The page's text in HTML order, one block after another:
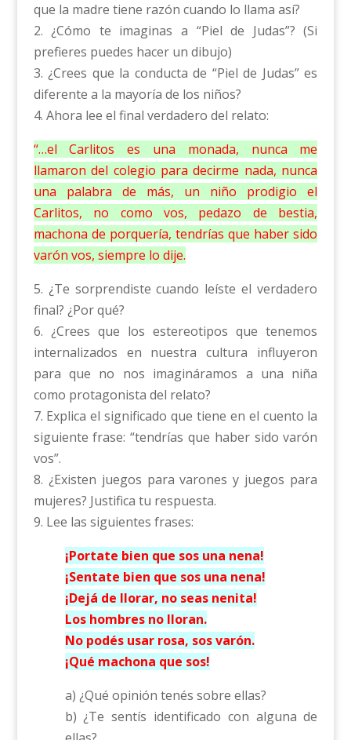
que la madre tiene razón cuando lo llama así?
2. ¿Cómo te imaginas a “Piel de Judas”? (Si
prefieres puedes hacer un dibujo)
3. ¿Crees que la conducta de “Piel de Judas” es
diferente a la mayoría de los niños?
4. Ahora lee el final verdadero del relato:
“…el Carlitos es una monada, nunca me
llamaron del colegio para decirme nada, nunca
una palabra de más, un niño prodigio el
Carlitos, no como vos, pedazo de bestia,
machona de porquería, tendrías que haber sido
varón vos, siempre lo dije.
5. ¿Te sorprendiste cuando leíste el verdadero
final? ¿Por qué?
6. ¿Crees que los estereotipos que tenemos
internalizados en nuestra cultura influyeron
para que no nos imagináramos a una niña
como protagonista del relato?
7. Explica el significado que tiene en el cuento la
siguiente frase: “tendrías que haber sido varón
vos”.
8. ¿Existen juegos para varones y juegos para
mujeres? Justifica tu respuesta.
9. Lee las siguientes frases:
¡Portate bien que sos una nena!
¡Sentate bien que sos una nena!
¡Dejá de llorar, no seas nenita!
Los hombres no lloran.
No podés usar rosa, sos varón.
¡Qué machona que sos!
a) ¿Qué opinión tenés sobre ellas?
b) ¿Te sentís identificado con alguna de